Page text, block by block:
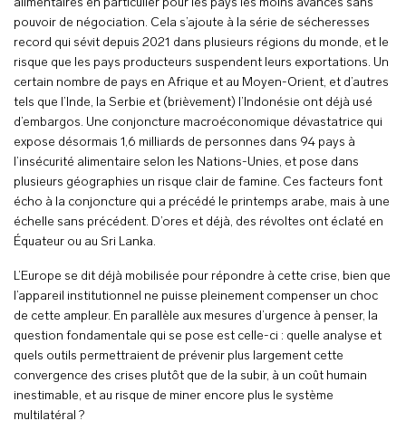
alimentaires en particulier pour les pays les moins avancés sans
pouvoir de négociation. Cela s’ajoute à la série de sécheresses
record qui sévit depuis 2021 dans plusieurs régions du monde, et le
risque que les pays producteurs suspendent leurs exportations. Un
certain nombre de pays en Afrique et au Moyen-Orient, et d’autres
tels que l’Inde, la Serbie et (brièvement) l’Indonésie ont déjà usé
d’embargos. Une conjoncture macroéconomique dévastatrice qui
expose désormais 1,6 milliards de personnes dans 94 pays à
l’insécurité alimentaire selon les Nations-Unies, et pose dans
plusieurs géographies un risque clair de famine. Ces facteurs font
écho à la conjoncture qui a précédé le printemps arabe, mais à une
échelle sans précédent. D’ores et déjà, des révoltes ont éclaté en
Équateur ou au Sri Lanka.
L’Europe se dit déjà mobilisée pour répondre à cette crise, bien que
l’appareil institutionnel ne puisse pleinement compenser un choc
de cette ampleur. En parallèle aux mesures d’urgence à penser, la
question fondamentale qui se pose est celle-ci : quelle analyse et
quels outils permettraient de prévenir plus largement cette
convergence des crises plutôt que de la subir, à un coût humain
inestimable, et au risque de miner encore plus le système
multilatéral ?